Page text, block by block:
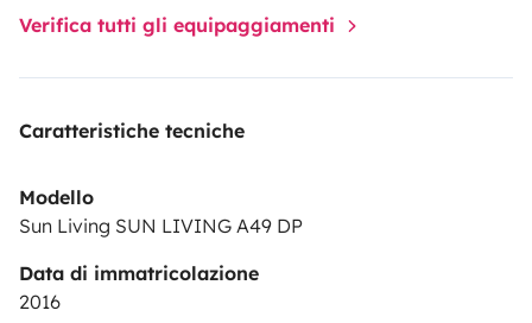
Verifica tutti gli equipaggiamenti
Caratteristiche tecniche
Modello
Sun Living SUN LIVING A49 DP
Data di immatricolazione
2016